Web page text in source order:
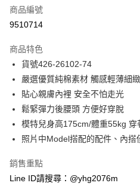
信用卡分期付款
合作金庫商業銀行
華南商業銀行
上海商業儲蓄銀行
國泰世華商業銀行
臺灣中小企業銀行
匯豐（台灣）商業銀行
聯邦商業銀行
元大商業銀行
台新國際商業銀行
台灣樂天信用卡公司
超商取貨付款
LINE Pay
Apple Pay
街口支付
ATM付款
商品編號
9510714
商品特色
貨號426-26102-74
嚴選優質純棉素材 觸感輕薄細緻
貼心親膚內裡 安全不怕走光
鬆緊彈力後腰頭 方便好穿脫
模特兒身高175cm/體重55kg 穿
照片中Model搭配的配件、內搭
銷售重點
Line ID請搜尋：@yhg2076m